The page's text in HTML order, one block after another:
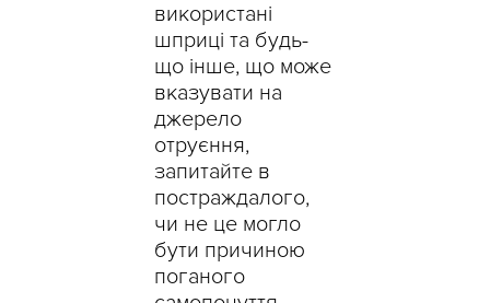
використані
шприці та будь-
що інше, що може
вказувати на
джерело
отруєння,
запитайте в
постраждалого,
чи не це могло
бути причиною
поганого